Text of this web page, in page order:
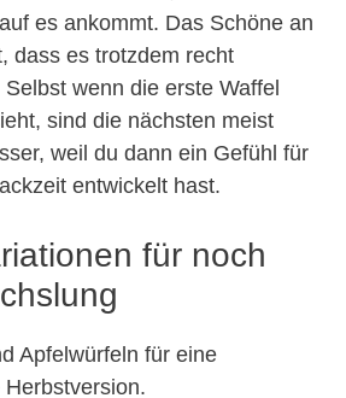
es ankommt. Das Schöne an
dass es trotzdem recht
wenn die erste Waffel
sind die nächsten meist
weil du dann ein Gefühl für
entwickelt hast.
für noch
Apfelwürfeln für eine